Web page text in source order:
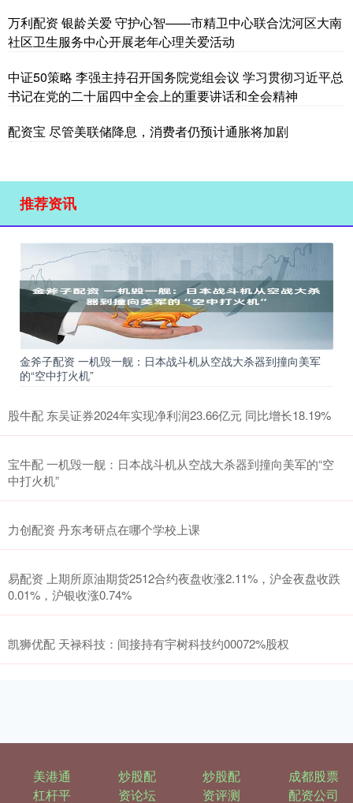
万利配资 银龄关爱 守护心智——市精卫中心联合沈河区大南
社区卫生服务中心开展老年心理关爱活动
中证50策略 李强主持召开国务院党组会议 学习贯彻习近平总
书记在党的二十届四中全会上的重要讲话和全会精神
配资宝 尽管美联储降息，消费者仍预计通胀将加剧
推荐资讯
金斧子配资 一机毁一舰：日本战斗机从空战大杀器到撞向美军
的“空中打火机”
股牛配 东吴证券2024年实现净利润23.66亿元 同比增长18.19%
宝牛配 一机毁一舰：日本战斗机从空战大杀器到撞向美军的“空
中打火机”
力创配资 丹东考研点在哪个学校上课
易配资 上期所原油期货2512合约夜盘收涨2.11%，沪金夜盘收跌
0.01%，沪银收涨0.74%
凯狮优配 天禄科技：间接持有宇树科技约00072%股权
美港通
杠杆平
炒股配
资论坛
炒股配
资评测
成都股票
配资公司